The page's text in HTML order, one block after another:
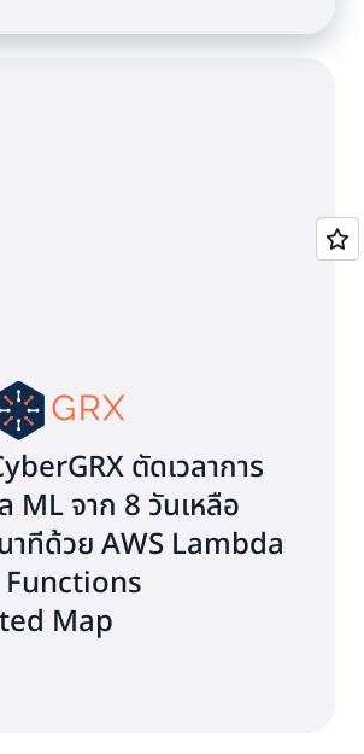
ตัดเวลาการ
ML จาก 8 วันเหลือ
าทีด้วย AWS Lambda
Functions
Map